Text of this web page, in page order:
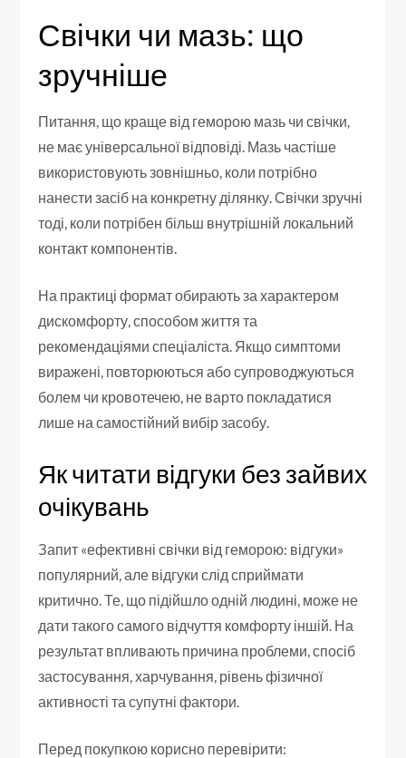
Свічки чи мазь: що
зручніше
Питання, що краще від геморою мазь чи свічки,
не має універсальної відповіді. Мазь частіше
використовують зовнішньо, коли потрібно
нанести засіб на конкретну ділянку. Свічки зручні
тоді, коли потрібен більш внутрішній локальний
контакт компонентів.
На практиці формат обирають за характером
дискомфорту, способом життя та
рекомендаціями спеціаліста. Якщо симптоми
виражені, повторюються або супроводжуються
болем чи кровотечею, не варто покладатися
лише на самостійний вибір засобу.
Як читати відгуки без зайвих
очікувань
Запит «ефективні свічки від геморою: відгуки»
популярний, але відгуки слід сприймати
критично. Те, що підійшло одній людині, може не
дати такого самого відчуття комфорту іншій. На
результат впливають причина проблеми, спосіб
застосування, харчування, рівень фізичної
активності та супутні фактори.
Перед покупкою корисно перевірити: